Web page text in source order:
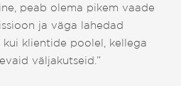
peab olema pikem vaade
ja väga lahedad
klientide poolel, kellega
väljakutseid.”